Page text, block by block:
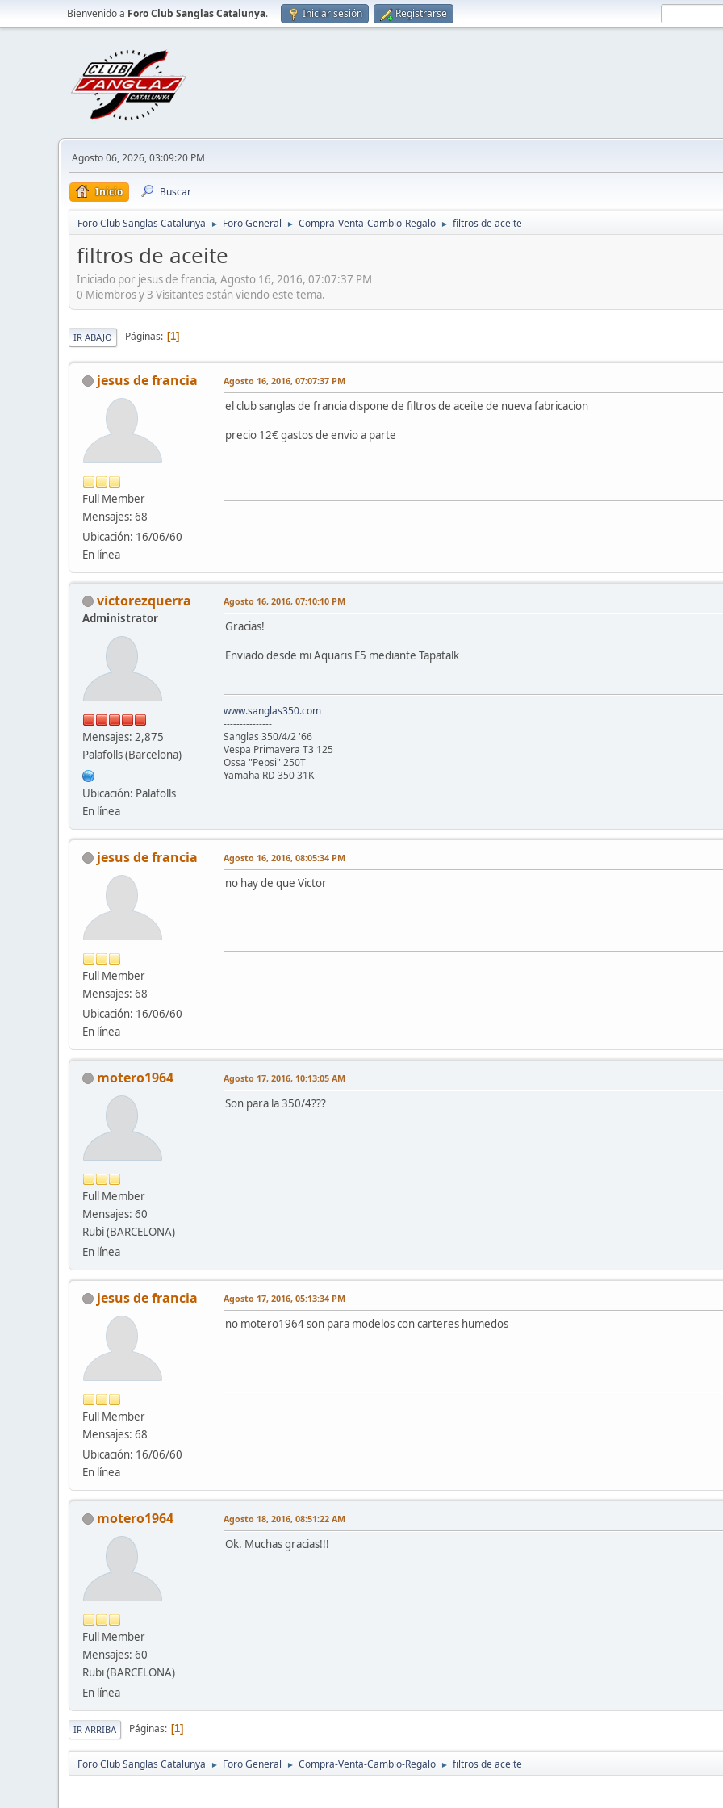
Bienvenido a Foro Club Sanglas Catalunya. Iniciar sesión Registrarse
Agosto 06, 2026, 03:09:20 PM
Inicio Buscar
Foro Club Sanglas Catalunya ► Foro General ► Compra-Venta-Cambio-Regalo ► filtros de aceite
filtros de aceite
Iniciado por jesus de francia, Agosto 16, 2016, 07:07:37 PM
0 Miembros y 3 Visitantes están viendo este tema.
IR ABAJO Páginas 1
jesus de francia
Full Member
Mensajes: 68
Ubicación: 16/06/60
En línea
Agosto 16, 2016, 07:07:37 PM
el club sanglas de francia dispone de filtros de aceite de nueva fabricacion
precio 12€ gastos de envio a parte
victorezquerra
Administrator
Mensajes: 2,875
Palafolls (Barcelona)
Ubicación: Palafolls
En línea
Agosto 16, 2016, 07:10:10 PM
Gracias!
Enviado desde mi Aquaris E5 mediante Tapatalk
www.sanglas350.com
---------------
Sanglas 350/4/2 '66
Vespa Primavera T3 125
Ossa "Pepsi" 250T
Yamaha RD 350 31K
jesus de francia
Full Member
Mensajes: 68
Ubicación: 16/06/60
En línea
Agosto 16, 2016, 08:05:34 PM
no hay de que Victor
motero1964
Full Member
Mensajes: 60
Rubi (BARCELONA)
En línea
Agosto 17, 2016, 10:13:05 AM
Son para la 350/4???
jesus de francia
Full Member
Mensajes: 68
Ubicación: 16/06/60
En línea
Agosto 17, 2016, 05:13:34 PM
no motero1964 son para modelos con carteres humedos
motero1964
Full Member
Mensajes: 60
Rubi (BARCELONA)
En línea
Agosto 18, 2016, 08:51:22 AM
Ok. Muchas gracias!!!
IR ARRIBA Páginas 1
Foro Club Sanglas Catalunya ► Foro General ► Compra-Venta-Cambio-Regalo ► filtros de aceite